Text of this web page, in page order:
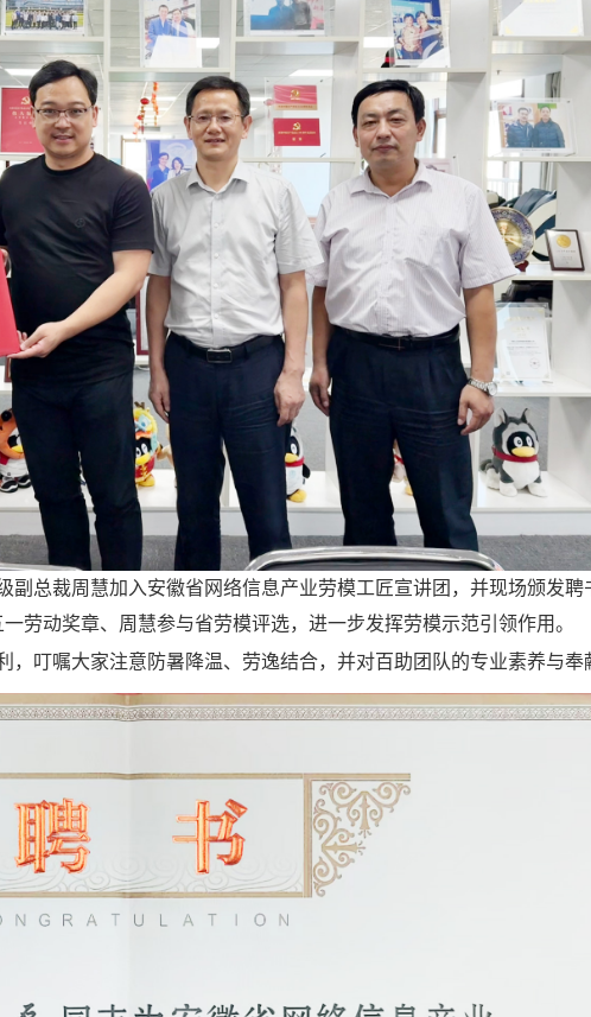
副总裁周慧加入安徽省网络信息产业劳模工匠宣讲团，并现场颁发聘
劳动奖章、周慧参与省劳模评选，进一步发挥劳模示范引领作用。
叮嘱大家注意防暑降温、劳逸结合，并对百助团队的专业素养与奉